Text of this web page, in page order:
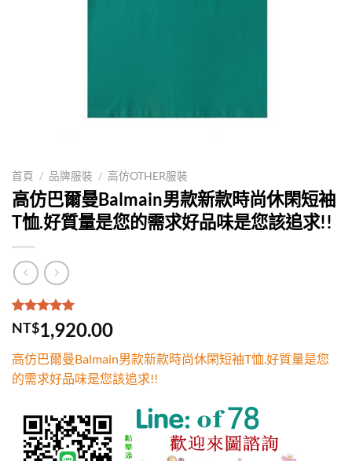
首頁 / 品牌服裝 / 高仿OTHER服裝
高仿巴爾曼Balmain男款新款時尚休閑短袖
T恤.好質量是您的需求好品味是您該追求!!
評分5.00/
5，已有
1
位
分
NT$1,920.00
高仿巴爾曼Balmain男款新款時尚休閑短袖T恤.好質量是您
的需求好品味是您該追求!!